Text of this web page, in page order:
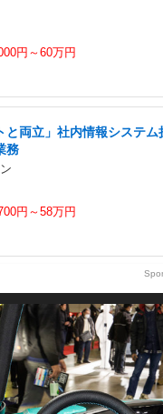
円～60万円
と両立」社内情報システ
務
円～58万円